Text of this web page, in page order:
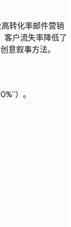
转化率邮件营销
客户流失率降低了
意叙事方法。
）。